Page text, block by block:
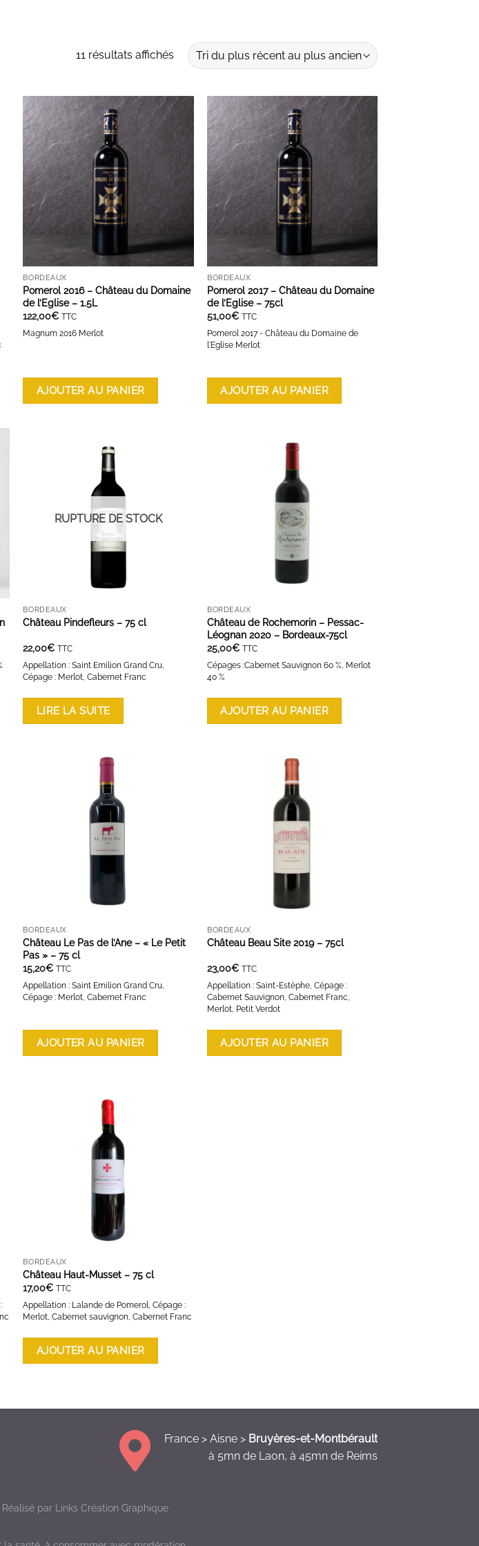
11 résultats affichésTrié
récent
AJOUTER À LA LISTE D'ENVIES
BORDEAUX
Pomerol 2016 – Château du Domaine
de l’Eglise – 1.5L
122,00€ TTC
Magnum 2016 Merlot
AJOUTER AU PANIER
AJOUTER À LA LISTE D'ENVIES
BORDEAUX
Pomerol 2017 – Château du Domaine
de l’Eglise – 75cl
51,00€ TTC
Pomerol 2017 - Château du Domaine de
l'Eglise Merlot
AJOUTER AU PANIER
AJOUTER À LA LISTE D'ENVIES
RUPTURE DE STOCK
BORDEAUX
Château Pindefleurs – 75 cl
22,00€ TTC
Appellation : Saint Emilion Grand Cru,
Cépage : Merlot, Cabernet Franc
LIRE LA SUITE
AJOUTER À LA LISTE D'ENVIES
BORDEAUX
Château de Rochemorin – Pessac-
Léognan 2020 – Bordeaux-75cl
25,00€ TTC
Cépages :Cabernet Sauvignon 60 %, Merlot
40 %
AJOUTER AU PANIER
AJOUTER À LA LISTE D'ENVIES
BORDEAUX
Château Le Pas de l’Ane – « Le Petit
Pas » – 75 cl
15,20€ TTC
Appellation : Saint Emilion Grand Cru,
Cépage : Merlot, Cabernet Franc
AJOUTER AU PANIER
AJOUTER À LA LISTE D'ENVIES
BORDEAUX
Château Beau Site 2019 – 75cl
23,00€ TTC
Appellation : Saint-Estèphe, Cépage :
Cabernet Sauvignon, Cabernet Franc,
Merlot, Petit Verdot
AJOUTER AU PANIER
AJOUTER À LA LISTE D'ENVIES
BORDEAUX
Château Haut-Musset – 75 cl
17,00€ TTC
Appellation : Lalande de Pomerol, Cépage :
Merlot, Cabernet sauvignon, Cabernet Franc
AJOUTER AU PANIER
France > Aisne > Bruyères-et-Montbérault
à 5mn de Laon, à 45mn de Reims
par Links Création Graphique